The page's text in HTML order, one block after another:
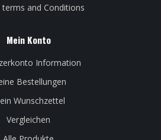
terms and Conditions
Mein Konto
Information
Bestellungen
Wunschzettel
Vergleichen